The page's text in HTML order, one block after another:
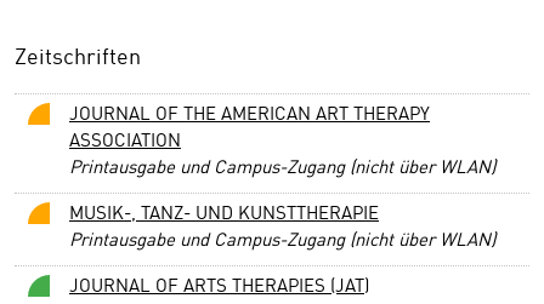
Zeitschriften
JOURNAL OF THE AMERICAN ART THERAPY
ASSOCIATION
Printausgabe und Campus-Zugang (nicht über WLAN)
MUSIK-, TANZ- UND KUNSTTHERAPIE
Printausgabe und Campus-Zugang (nicht über WLAN)
JOURNAL OF ARTS THERAPIES (JAT)